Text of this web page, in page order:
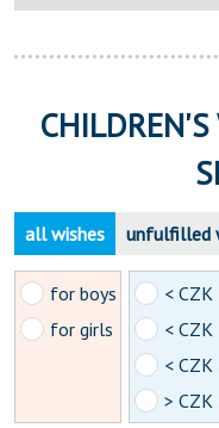
all wishes unfulfilled
for boys
for girls
<
<
<
>